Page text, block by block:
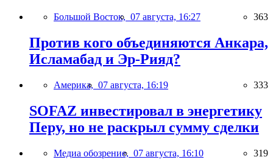
Большой Восток, 07 августа, 16:27 363
Против кого объединяются Анкара,
Исламабад и Эр-Рияд?
Америка, 07 августа, 16:19 333
SOFAZ инвестировал в энергетику
Перу, но не раскрыл сумму сделки
Медиа обозрение, 07 августа, 16:10 319